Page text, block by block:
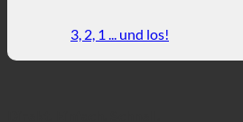
3, 2, 1 ... und los!